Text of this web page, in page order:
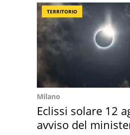
TERRITORIO
Milano
Eclissi solare 12
avviso del